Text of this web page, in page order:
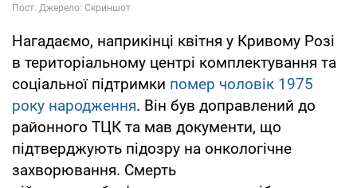
Нагадаємо, наприкінці квітня у Кривому Розі
в територіальному центрі комплектування та
соціальної підтримки помер чоловік 1975
року народження. Він був доправлений до
районного ТЦК та мав документи, що
підтверджують підозру на онкологічне
захворювання. Смерть